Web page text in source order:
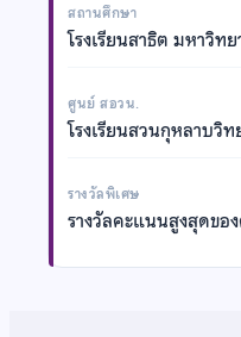
สถานศึกษา
โรงเรียนสาธิต มหาวิ
ศูนย์ สอวน.
โรงเรียนสวนกุหลาบวิท
รางวัลพิเศษ
รางวัลคะแนนสูงสุดขอ